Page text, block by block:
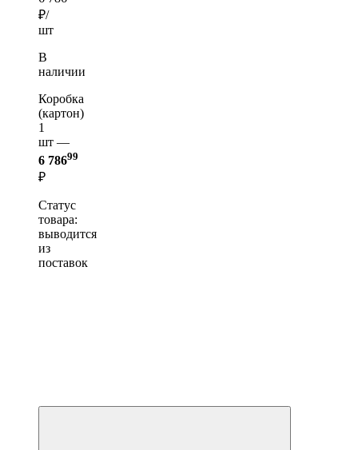
₽/
шт
В
наличии
Коробка
(картон)
1
шт —
6 78699
₽
Статус
товара:
выводится
из
поставок